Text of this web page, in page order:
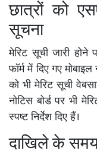
छात्रों को
सूचना
मेरिट सूची जारी
फॉर्म में दिए गए
को भी मेरिट सूची
नोटिस बोर्ड पर भी
स्पष्ट निर्देश दिए हैं।
दाखिले के